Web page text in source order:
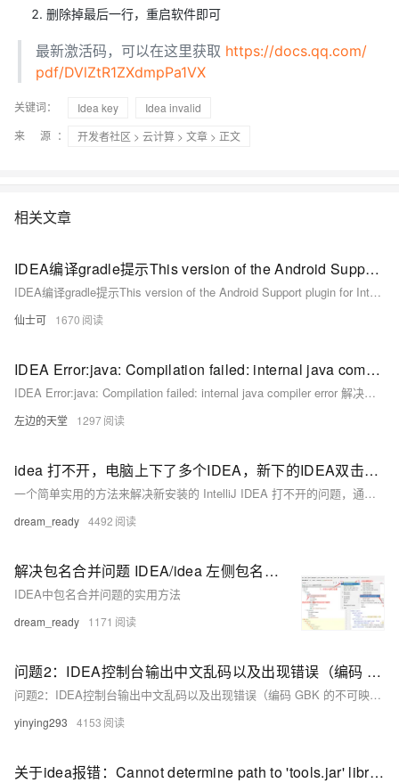
删除掉最后一行，重启软件即可
最新激活码，可以在这里获取 https://docs.qq.com/
pdf/DVlZtR1ZXdmpPa1VX
关键词： Idea key
Idea invalid
来 源：
开发者社区 > 云计算 > 文章 > 正文
相关文章
IDEA编译gradle提示This version of the Android Support plugin for IntelliJ IDEA (or Android Studio) cannot open this project, please retry with version 2020.3.1 or newer.
IDEA编译gradle提示This version of the Android Support plugin for IntelliJ IDEA (or Android Studio) cannot open this project, please retry with version 2020.3.1 or newer.
仙士可 1670
IDEA Error:java: Compilation failed: internal java compiler error 解决办法
IDEA Error:java: Compilation failed: internal java compiler error 解决办法
左边的天堂 1297
idea 打不开，电脑上下了多个IDEA，新下的IDEA双击打不开，新版IDEA打不开，超实用简单解决办法
一个简单实用的方法来解决新安装的 IntelliJ IDEA 打不开的问题，通常是由于旧版本未卸载干净导致配置文件冲突，建议删除旧版的配置文件来解决这个问题。
dream_ready 4492
解决包名合并问题 IDEA/idea 左侧包名合并/在一起了 解决办法，超实用
IDEA中包名合并问题的实用方法
dream_ready 1171
问题2：IDEA控制台输出中文乱码以及出现错误（编码 GBK 的不可映射字符 (0xB0)）的解决办法
问题2：IDEA控制台输出中文乱码以及出现错误（编码 GBK 的不可映射字符 (0xB0)）的解决办法
yinying293 4153
关于idea报错：Cannot determine path to 'tools.jar' library for 17 (E:\java-jdk\jdk17)的解决办法